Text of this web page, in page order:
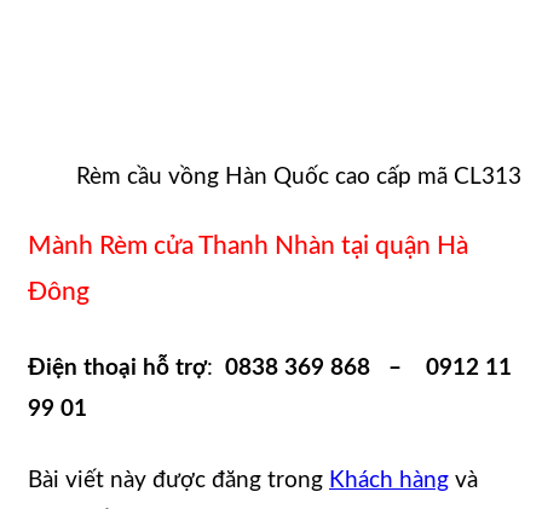
Rèm cầu vồng Hàn Quốc cao cấp mã CL313
Mành Rèm cửa Thanh Nhàn tại quận Hà
Đông
Điện thoại hỗ trợ: 0838 369 868 – 0912 11
99 01
Bài viết này được đăng trong Khách hàng và